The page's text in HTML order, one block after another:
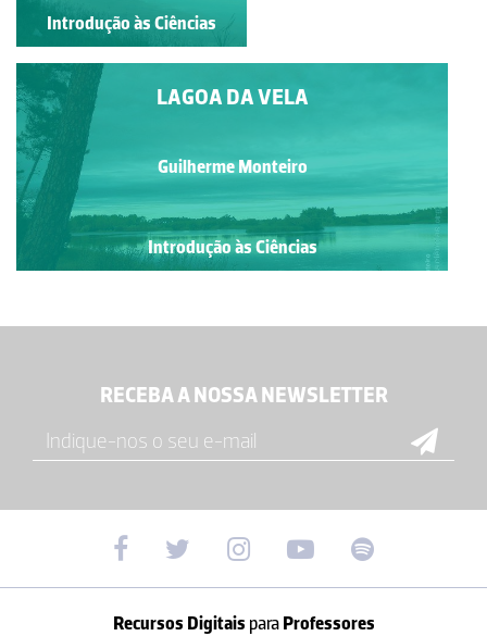
Introdução às Ciências
Introdução às Ciências
LAGOA DA VELA
Guilherme Monteiro
Introdução às Ciências
RECEBA A NOSSA NEWSLETTER
Recursos Digitais paraProfessores